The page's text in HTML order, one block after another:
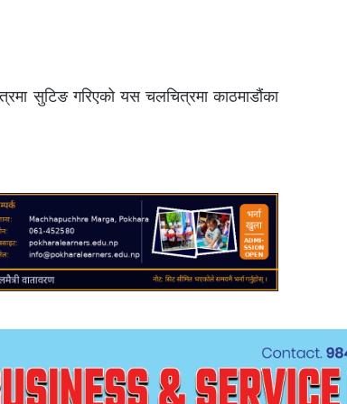
सुटिङ गरिएको यस चलचित्रमा काठमाडौंका